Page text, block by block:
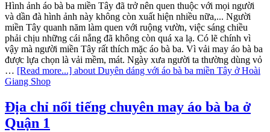
Hình ảnh áo bà ba miền Tây đã trở nên quen thuộc với mọi người
và dần đà hình ảnh này không còn xuất hiện nhiều nữa,... Người
miền Tây quanh năm làm quen với ruộng vườn, việc sáng chiều
phải chịu những cái nắng đã không còn quá xa lạ. Có lẽ chính vì
vậy mà người miền Tây rất thích mặc áo bà ba. Vì vải may áo bà ba
được lựa chọn là vải mềm, mát. Ngày xưa người ta thường dùng vỏ
… [Read more...] about Duyên dáng với áo bà ba miền Tây ở Hoài
Giang Shop
Địa chỉ nổi tiếng chuyên may áo bà ba ở
Quận 1